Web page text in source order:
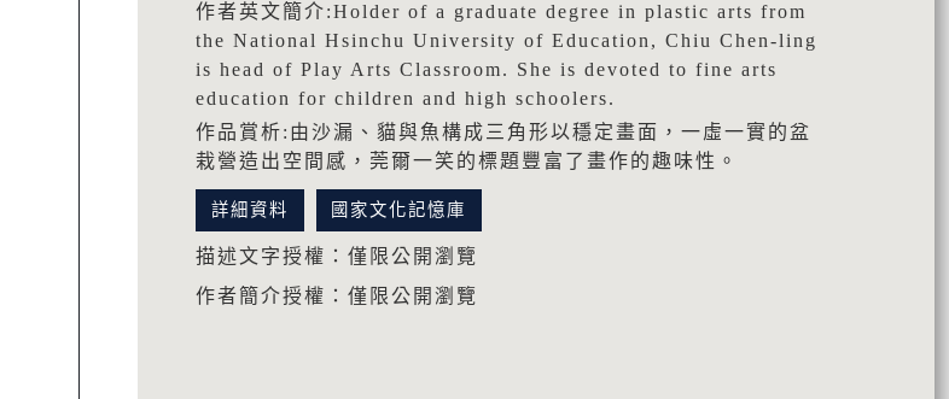
作者英文簡介:Holder of a graduate degree in plastic arts from
the National Hsinchu University of Education, Chiu Chen-ling
is head of Play Arts Classroom. She is devoted to fine arts
education for children and high schoolers.
作品賞析:由沙漏、貓與魚構成三角形以穩定畫面，一虛一實的盆
栽營造出空間感，莞爾一笑的標題豐富了畫作的趣味性。
詳細資料 國家文化記憶庫
描述文字授權：僅限公開瀏覽
作者簡介授權：僅限公開瀏覽